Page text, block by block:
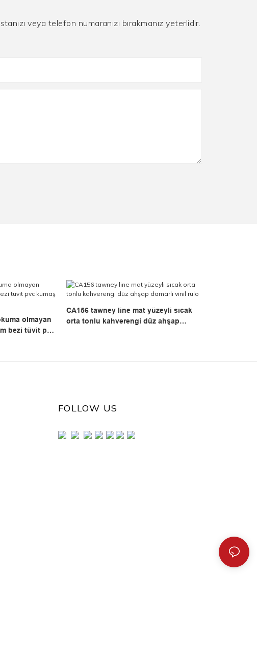
veya telefon numaranızı bırakmanız yeterlidir.
olmayan
bezi tüvit pvc
CA156 tawney line mat yüzeyli sıcak
orta tonlu kahverengi düz ahşap
FOLLOW US